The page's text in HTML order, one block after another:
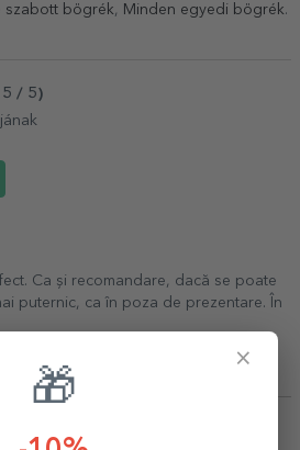
szabott bögrék, Minden egyedi bögrék.
5 / 5 )
Ca și recomandare, dacă se poate
puternic, ca în poza de prezentare. În
×
🎁